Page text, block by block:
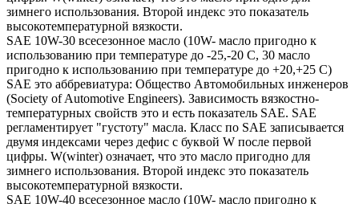
зимнего использования. Второй индекс это показатель
высокотемпературной вязкости.
SAE 10W-30 всесезонное масло (10W- масло пригодно к
использованию при температуре до -25,-20 С, 30 масло
пригодно к использованию при температуре до +20,+25 С)
SAE это аббревиатура: Общество Автомобильных инженеров
(Society of Automotive Engineers). Зависимость вязкостно-
температурных свойств это и есть показатель SAE. SAE
регламентирует "густоту" масла. Класс по SAE записывается
двумя индексами через дефис с буквой W после первой
цифры. W(winter) означает, что это масло пригодно для
зимнего использования. Второй индекс это показатель
высокотемпературной вязкости.
SAE 10W-40 всесезонное масло (10W- масло пригодно к